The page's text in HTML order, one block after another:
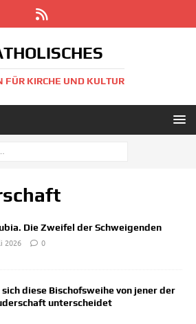
FÜR KIRCHE UND KULTUR
Die Zweifel der Schweigenden
2026
0
diese Bischofsweihe von jener der
unterscheidet